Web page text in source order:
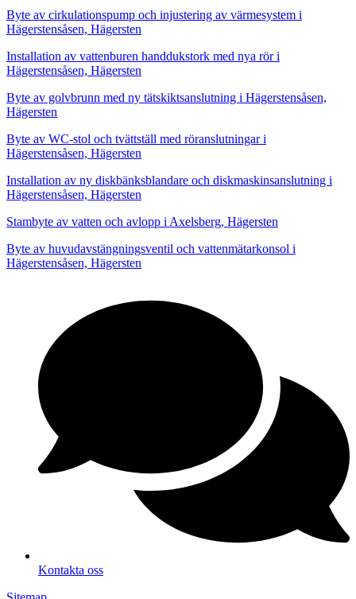
Byte av cirkulationspump och injustering av värmesystem i
Hägerstensåsen, Hägersten
Installation av vattenburen handdukstork med nya rör i
Hägerstensåsen, Hägersten
Byte av golvbrunn med ny tätskiktsanslutning i Hägerstensåsen,
Hägersten
Byte av WC-stol och tvättställ med röranslutningar i
Hägerstensåsen, Hägersten
Installation av ny diskbänksblandare och diskmaskinsanslutning i
Hägerstensåsen, Hägersten
Stambyte av vatten och avlopp i Axelsberg, Hägersten
Byte av huvudavstängningsventil och vattenmätarkonsol i
Hägerstensåsen, Hägersten
Kontakta oss